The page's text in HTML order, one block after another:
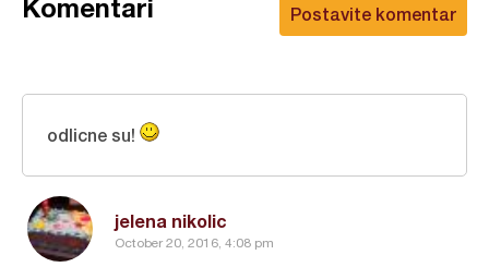
Postavite komentar
Komentari
jelena nikolic
October 20, 2016, 4:08 pm
odlicne su!